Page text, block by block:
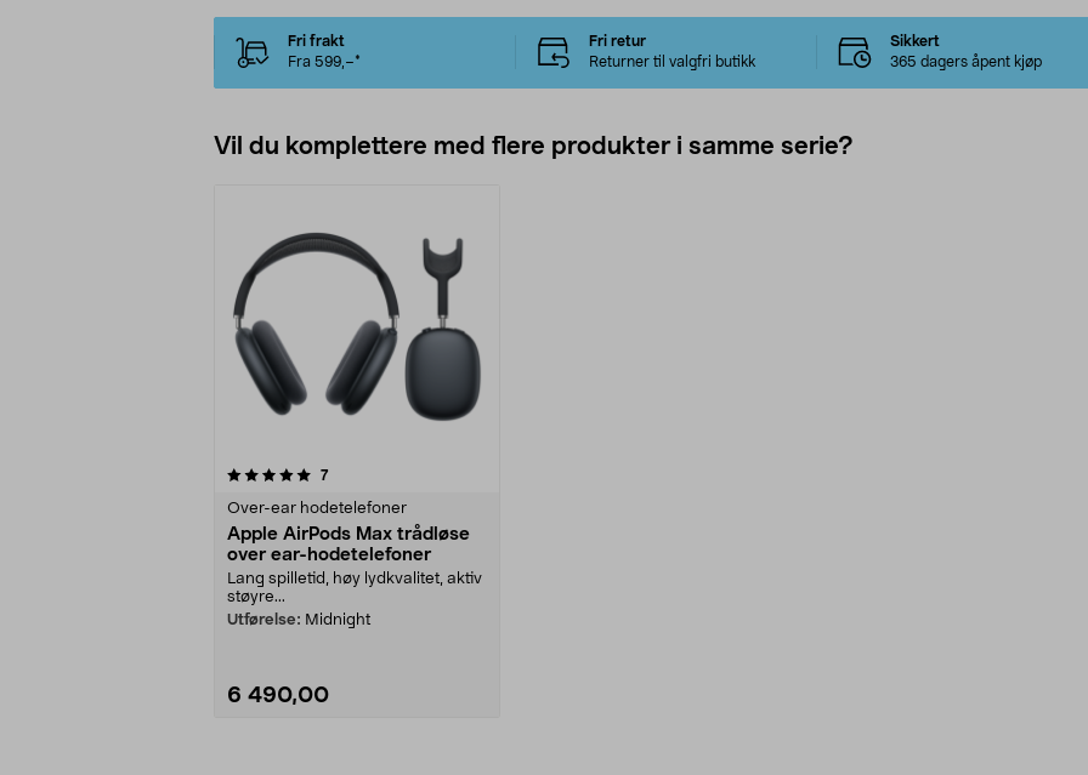
Fri frakt
Fra 599,–*
Fri retur
Returner til valgfri butikk
Sikkert
365 dagers åpent kjøp
Vil du komplettere med flere produkter i samme serie?
7anmeldelser
Over-ear hodetelefoner
Apple AirPods Max trådløse
over ear-hodetelefoner
Lang spilletid, høy lydkvalitet, aktiv
støyre...
Utførelse: Midnight
6 490,00